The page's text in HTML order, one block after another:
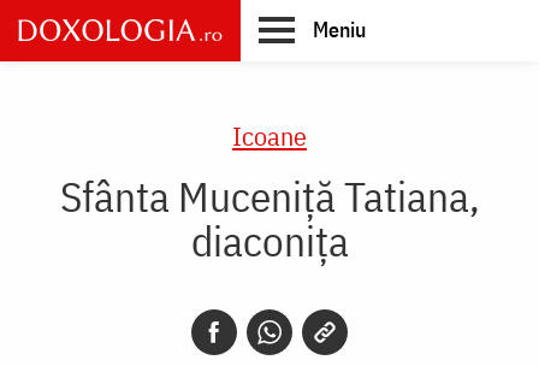
Skip
to
main
Meniu
Icoane
Sfânta Muceniță Tatiana,
diaconița